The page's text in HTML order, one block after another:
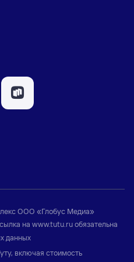
ООО «Глобус Медиа»
на www.tutu.ruобязательна
данных
включая стоимость